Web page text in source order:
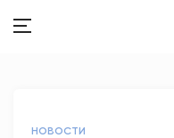
НОВОСТИ